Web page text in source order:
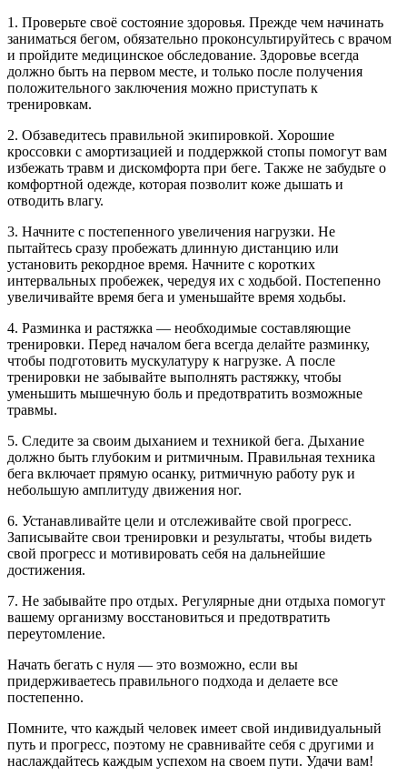
1. Проверьте своё состояние здоровья. Прежде чем начинать
заниматься бегом, обязательно проконсультируйтесь с врачом
и пройдите медицинское обследование. Здоровье всегда
должно быть на первом месте, и только после получения
положительного заключения можно приступать к
тренировкам.
2. Обзаведитесь правильной экипировкой. Хорошие
кроссовки с амортизацией и поддержкой стопы помогут вам
избежать травм и дискомфорта при беге. Также не забудьте о
комфортной одежде, которая позволит коже дышать и
отводить влагу.
3. Начните с постепенного увеличения нагрузки. Не
пытайтесь сразу пробежать длинную дистанцию или
установить рекордное время. Начните с коротких
интервальных пробежек, чередуя их с ходьбой. Постепенно
увеличивайте время бега и уменьшайте время ходьбы.
4. Разминка и растяжка — необходимые составляющие
тренировки. Перед началом бега всегда делайте разминку,
чтобы подготовить мускулатуру к нагрузке. А после
тренировки не забывайте выполнять растяжку, чтобы
уменьшить мышечную боль и предотвратить возможные
травмы.
5. Следите за своим дыханием и техникой бега. Дыхание
должно быть глубоким и ритмичным. Правильная техника
бега включает прямую осанку, ритмичную работу рук и
небольшую амплитуду движения ног.
6. Устанавливайте цели и отслеживайте свой прогресс.
Записывайте свои тренировки и результаты, чтобы видеть
свой прогресс и мотивировать себя на дальнейшие
достижения.
7. Не забывайте про отдых. Регулярные дни отдыха помогут
вашему организму восстановиться и предотвратить
переутомление.
Начать бегать с нуля — это возможно, если вы
придерживаетесь правильного подхода и делаете все
постепенно.
Помните, что каждый человек имеет свой индивидуальный
путь и прогресс, поэтому не сравнивайте себя с другими и
наслаждайтесь каждым успехом на своем пути. Удачи вам!